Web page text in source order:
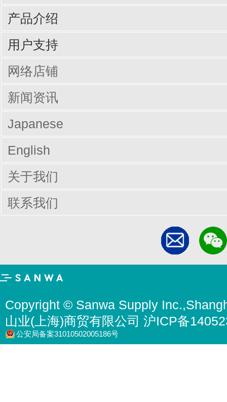
产品介绍
输入周边设备
网线/线缆
电脑配件
手机/平板配件
桌子
椅子
商业办公
用户支持
驱动/说明书下载
Q&A（常见问题）
网络店铺
新闻资讯
Japanese
English
关于我们
联系我们
Copyright © Sanwa Supply
山业(上海)商贸有限公司 沪ICP备
公安局备案31010502005186号